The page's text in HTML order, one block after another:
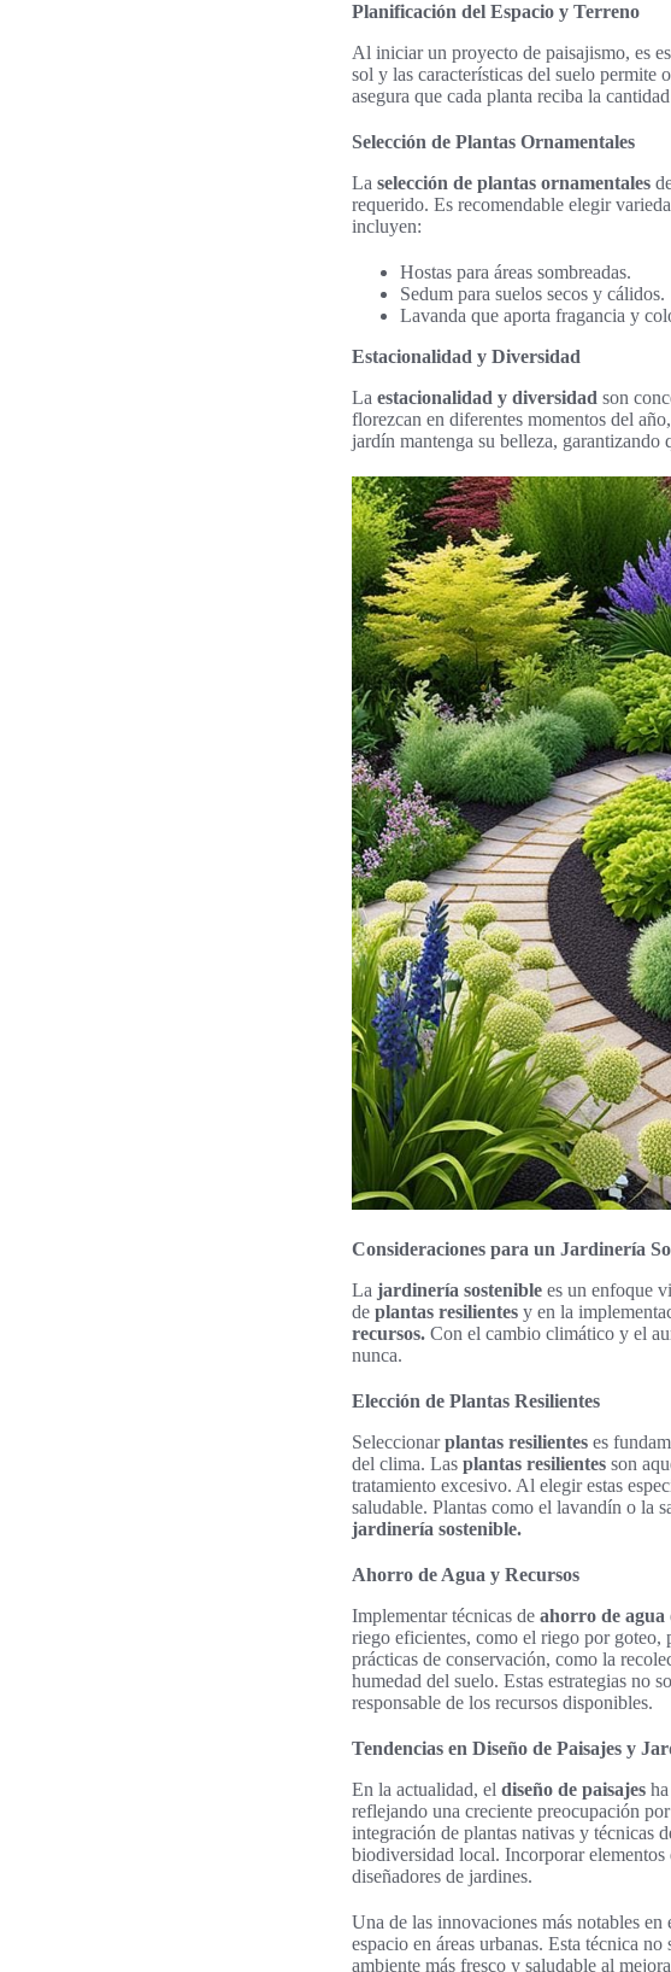
Planificación del Espacio y Terreno
Al iniciar un proyecto de paisajismo, es
sol y las características del suelo permite
asegura que cada planta reciba la
Selección de Plantas Ornamentales
La selección de plantas ornamentales
requerido. Es recomendable elegir
incluyen:
Hostas para áreas sombreadas.
Sedum para suelos secos y cálidos.
Lavanda que aporta fragancia y
Estacionalidad y Diversidad
La estacionalidad y diversidad son
florezcan en diferentes momentos del
jardín mantenga su belleza, garantizando
Consideraciones para un Jardinería
La jardinería sostenible es un enfoque
de plantas resilientes y en la
recursos. Con el cambio climático y el
nunca.
Elección de Plantas Resilientes
Seleccionarplantas resilientes es
del clima. Las plantas resilientes son
tratamiento excesivo. Al elegir estas
saludable. Plantas como el lavandín o la
jardinería sostenible.
Ahorro de Agua y Recursos
Implementar técnicas de ahorro de agua
riego eficientes, como el riego por goteo,
prácticas de conservación, como la
humedad del suelo. Estas estrategias no
responsable de los recursos disponibles.
Tendencias en Diseño de Paisajes y
En la actualidad, el diseño de paisajes
reflejando una creciente preocupación
integración de plantas nativas y técnicas
biodiversidad local. Incorporar elementos
diseñadores de jardines.
Una de las innovaciones más notables en
espacio en áreas urbanas. Esta técnica
ambiente más fresco y saludable al